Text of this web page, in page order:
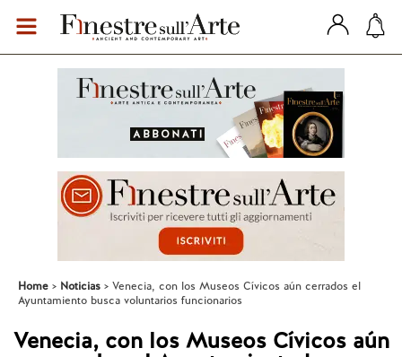
Home Noticias
Venecia, con los Museos Cívicos aún cerrados el
Ayuntamiento busca voluntarios funcionarios
Venecia, con los Museos Cívicos aún